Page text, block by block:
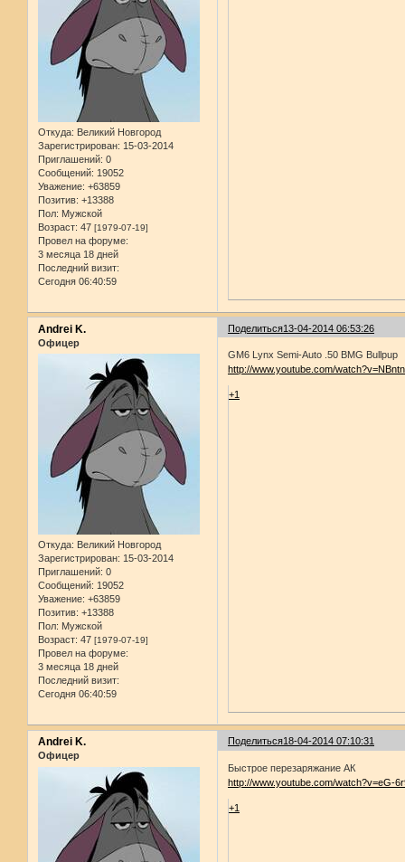
Откуда: Великий Новгород
Зарегистрирован: 15-03-2014
Приглашений: 0
Сообщений: 19052
Уважение: +63859
Позитив: +13388
Пол: Мужской
Возраст: 47 [1979-07-19]
Провел на форуме:
3 месяца 18 дней
Последний визит:
Сегодня 06:40:59
Поделиться13-04-2014 06:53:26
Andrei K.
Офицер
Откуда: Великий Новгород
Зарегистрирован: 15-03-2014
Приглашений: 0
Сообщений: 19052
Уважение: +63859
Позитив: +13388
Пол: Мужской
Возраст: 47 [1979-07-19]
Провел на форуме:
3 месяца 18 дней
Последний визит:
Сегодня 06:40:59
GM6 Lynx Semi-Auto .50 BMG Bullpup
http://www.youtube.com/
+1
Поделиться18-04-2014 07:10:31
Andrei K.
Офицер
Быстрое перезаряжание АК
http://www.youtube.com/watch?v=eG-
+1